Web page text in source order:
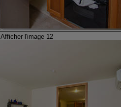
Afficher l'image 12